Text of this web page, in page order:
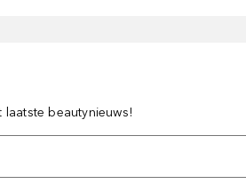
beautynieuws!